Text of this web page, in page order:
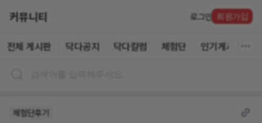
커뮤니티 로그인 회원가입
전체 게시판 닥다공지 닥다칼럼 체험단 인기게시글
체험단후기